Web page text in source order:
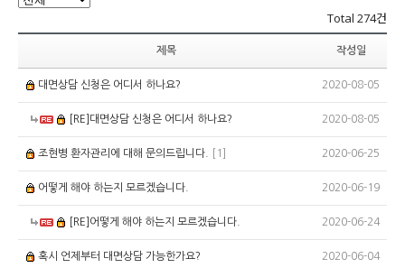
Total 274건
제목 작성일
대면상담 신청은 어디서 하나요? 2020-08-05
[RE]대면상담 신청은 어디서 하나요? 2020-08-05
조현병 환자관리에 대해 문의드립니다. [1] 2020-06-25
어떻게 해야 하는지 모르겠습니다. 2020-06-19
[RE]어떻게 해야 하는지 모르겠습니다. 2020-06-24
혹시 언제부터 대면상담 가능한가요? 2020-06-04